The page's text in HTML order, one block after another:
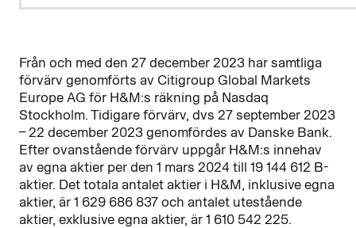
Från och med den 27 december 2023 har samtliga
förvärv genomförts av Citigroup Global Markets
Europe AG för H&M:s räkning på Nasdaq
Stockholm. Tidigare förvärv, dvs 27 september 2023
– 22 december 2023 genomfördes av Danske Bank.
Efter ovanstående förvärv uppgår H&M:s innehav
av egna aktier per den 1 mars 2024 till 19 144 612 B-
aktier. Det totala antalet aktier i H&M, inklusive egna
aktier, är 1 629 686 837 och antalet utestående
aktier, exklusive egna aktier, är 1 610 542 225.